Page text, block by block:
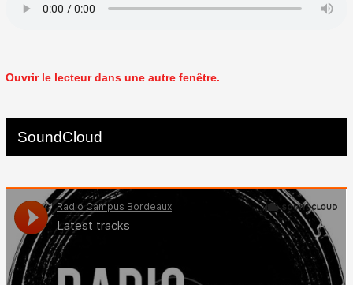
Ouvrir le lecteur dans une autre fenêtre.
SoundCloud